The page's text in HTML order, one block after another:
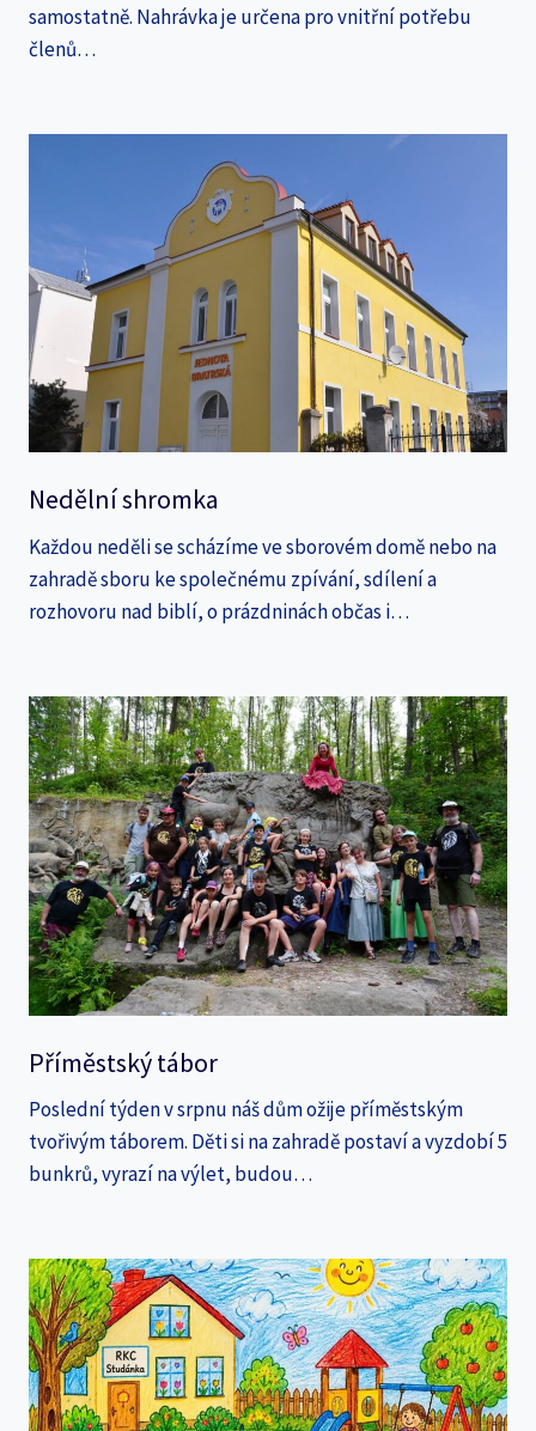
samostatně. Nahrávka je určena pro vnitřní potřebu
členů…
Nedělní shromka
Každou neděli se scházíme ve sborovém domě nebo na
zahradě sboru ke společnému zpívání, sdílení a
rozhovoru nad biblí, o prázdninách občas i…
Příměstský tábor
Poslední týden v srpnu náš dům ožije příměstským
tvořivým táborem. Děti si na zahradě postaví a vyzdobí 5
bunkrů, vyrazí na výlet, budou…